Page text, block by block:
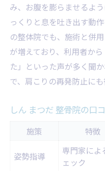
み、お腹を膨らませるよ
っくりと息を吐き出す動
の整体院でも、施術と併
が増えており、利用者か
た」といった声が多く聞
で、肩こりの再発防止にも
しん まつだ 整骨院の口
施策 特徴
姿勢指導
専門家によ
ェック